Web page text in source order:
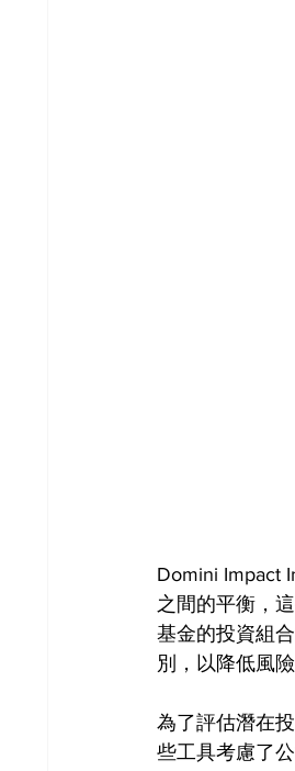
Domini Impact
之間的平衡，
基金的投資組
別，以降低風險
為了評估潛在
些工具考慮了